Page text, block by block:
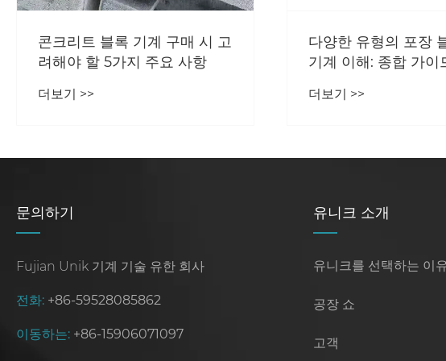
콘크리트 블록 기계 구매 시 고
려해야 할 5가지 주요 사항
더보기 >>
다양한 유형의 포장
기계 이해: 종합 가이
더보기 >>
문의하기
Fujian Unik 기계 기술 유한 회사
전화: +86-59528085862
이동하는: +86-15906071097
유니크 소개
유니크를 선택하는 이
공장 쇼
고객